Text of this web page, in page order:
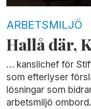
ARBETSMILJÖ
Hallå där,
… kanslichef för
som efterlyser
lösningar som
arbetsmiljö